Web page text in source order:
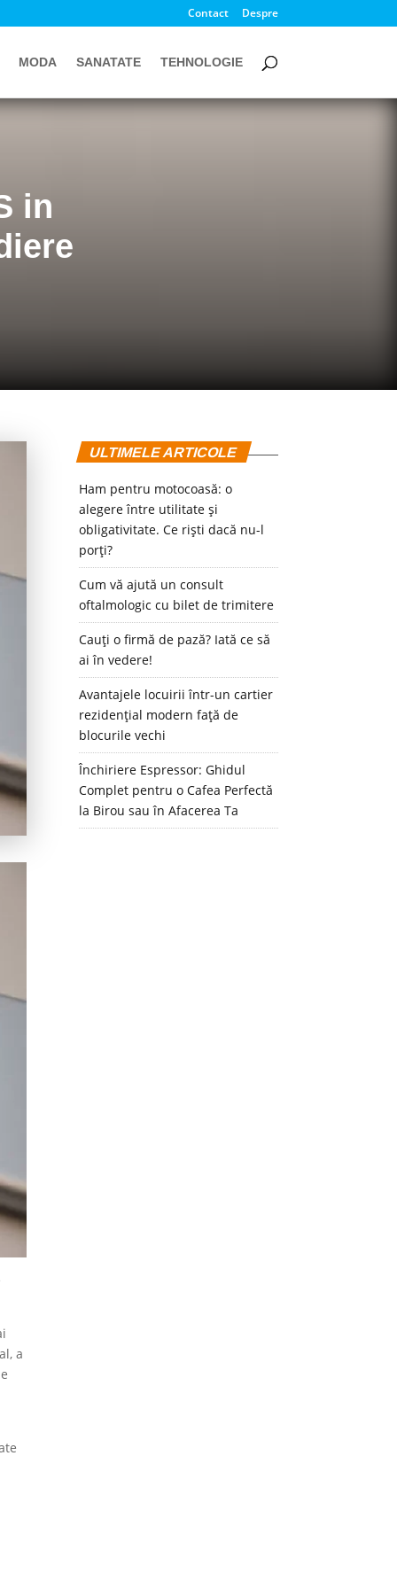
Contact Despre
MODA SANATATE TEHNOLOGIE
in
a
ULTIMELE ARTICOLE
Ham pentru motocoasă: o
alegere între utilitate și
obligativitate. Ce riști dacă nu-l
porți?
Cum vă ajută un consult
oftalmologic cu bilet de trimitere
Cauți o firmă de pază? Iată ce să
ai în vedere!
Avantajele locuirii într-un cartier
rezidențial modern față de
blocurile vechi
Închiriere Espressor: Ghidul
Complet pentru o Cafea Perfectă
la Birou sau în Afacerea Ta